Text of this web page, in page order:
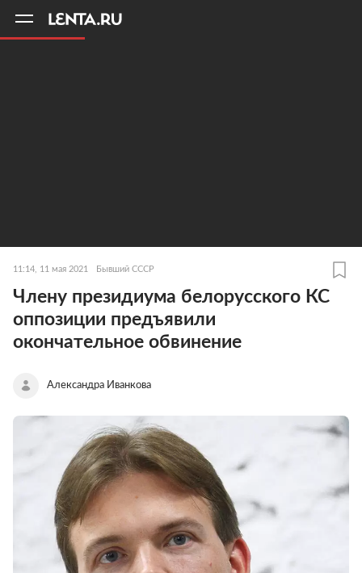
11:14, 11 мая 2021 Бывший СССР
Члену президиума белорусского КС
оппозиции предъявили
окончательное обвинение
Александра Иванкова